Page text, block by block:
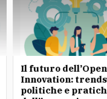
Il futuro dell’Open
Innovation:
politiche e